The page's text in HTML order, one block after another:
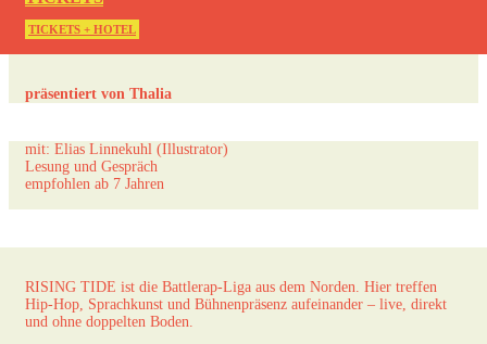
TICKETS + HOTEL
präsentiert von Thalia
mit: Elias Linnekuhl (Illustrator)
Lesung und Gespräch
empfohlen ab 7 Jahren
RISING TIDE ist die Battlerap-Liga aus dem Norden. Hier treffen
Hip-Hop, Sprachkunst und Bühnenpräsenz aufeinander – live, direkt
und ohne doppelten Boden.